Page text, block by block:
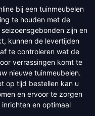
bij een tuinmeubelen
te houden met de
zijn en
kunnen de levertijden
te controleren wat de
verrassingen komt te
nieuwe tuinmeubelen.
op tijd bestellen kan u
en ervoor te zorgen
en optimaal